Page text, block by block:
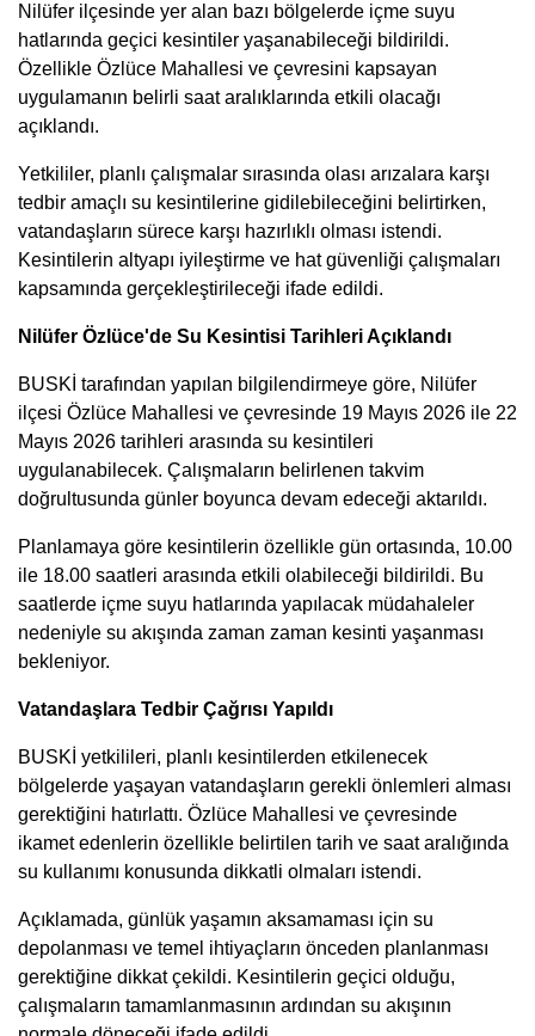
Nilüfer ilçesinde yer alan bazı bölgelerde içme suyu
hatlarında geçici kesintiler yaşanabileceği bildirildi.
Özellikle Özlüce Mahallesi ve çevresini kapsayan
uygulamanın belirli saat aralıklarında etkili olacağı
açıklandı.
Yetkililer, planlı çalışmalar sırasında olası arızalara karşı
tedbir amaçlı su kesintilerine gidilebileceğini belirtirken,
vatandaşların sürece karşı hazırlıklı olması istendi.
Kesintilerin altyapı iyileştirme ve hat güvenliği çalışmaları
kapsamında gerçekleştirileceği ifade edildi.
Nilüfer Özlüce'de Su Kesintisi Tarihleri Açıklandı
BUSKİ tarafından yapılan bilgilendirmeye göre, Nilüfer
ilçesi Özlüce Mahallesi ve çevresinde 19 Mayıs 2026 ile 22
Mayıs 2026 tarihleri arasında su kesintileri
uygulanabilecek. Çalışmaların belirlenen takvim
doğrultusunda günler boyunca devam edeceği aktarıldı.
Planlamaya göre kesintilerin özellikle gün ortasında, 10.00
ile 18.00 saatleri arasında etkili olabileceği bildirildi. Bu
saatlerde içme suyu hatlarında yapılacak müdahaleler
nedeniyle su akışında zaman zaman kesinti yaşanması
bekleniyor.
Vatandaşlara Tedbir Çağrısı Yapıldı
BUSKİ yetkilileri, planlı kesintilerden etkilenecek
bölgelerde yaşayan vatandaşların gerekli önlemleri alması
gerektiğini hatırlattı. Özlüce Mahallesi ve çevresinde
ikamet edenlerin özellikle belirtilen tarih ve saat aralığında
su kullanımı konusunda dikkatli olmaları istendi.
Açıklamada, günlük yaşamın aksamaması için su
depolanması ve temel ihtiyaçların önceden planlanması
gerektiğine dikkat çekildi. Kesintilerin geçici olduğu,
çalışmaların tamamlanmasının ardından su akışının